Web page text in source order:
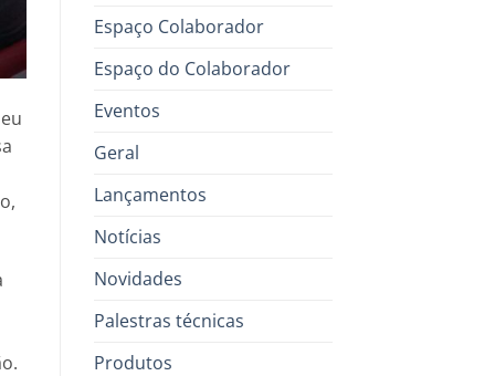
Espaço Colaborador
Espaço do Colaborador
Eventos
Geral
Lançamentos
Notícias
Novidades
Palestras técnicas
Produtos